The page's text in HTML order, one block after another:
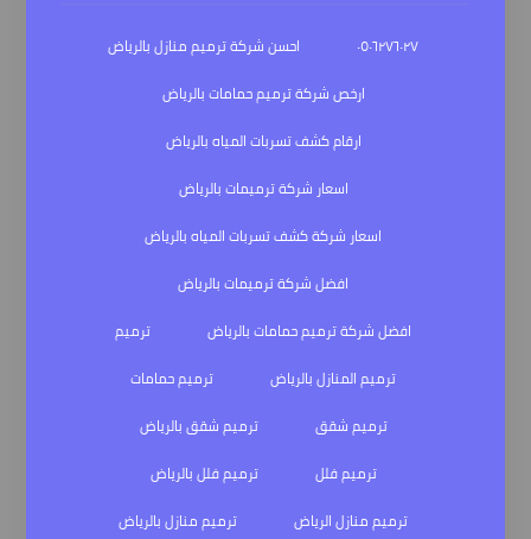
٠٥٠٦٢٧٦٠٢٧
احسن شركة ترميم منازل بالرياض
ارخص شركة ترميم حمامات بالرياض
ارقام كشف تسربات المياه بالرياض
اسعار شركة ترميمات بالرياض
اسعار شركة كشف تسربات المياه بالرياض
افضل شركة ترميمات بالرياض
افضل شركة ترميم حمامات بالرياض
ترميم
ترميم المنازل بالرياض
ترميم حمامات
ترميم شقق
ترميم شقق بالرياض
ترميم فلل
ترميم فلل بالرياض
ترميم منازل الرياض
ترميم منازل بالرياض